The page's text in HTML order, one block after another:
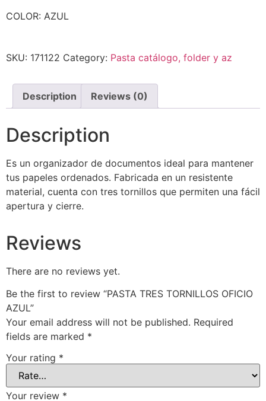
COLOR: AZUL
SKU: 171122 Category: Pasta catálogo, folder y az
Description Reviews (0)
Description
Es un organizador de documentos ideal para mantener
tus papeles ordenados. Fabricada en un resistente
material, cuenta con tres tornillos que permiten una fácil
apertura y cierre.
Reviews
There are no reviews yet.
Be the first to review “PASTA TRES TORNILLOS OFICIO
AZUL”
Your email address will not be published. Required
fields are marked *
Your rating *
Your review *